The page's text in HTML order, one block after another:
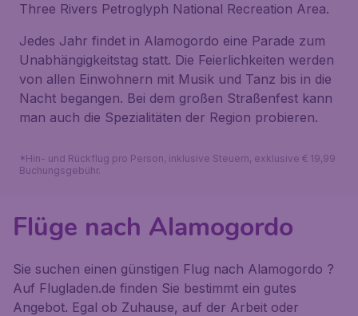
Three Rivers Petroglyph National Recreation Area.
Jedes Jahr findet in Alamogordo eine Parade zum
Unabhängigkeitstag statt. Die Feierlichkeiten werden
von allen Einwohnern mit Musik und Tanz bis in die
Nacht begangen. Bei dem großen Straßenfest kann
man auch die Spezialitäten der Region probieren.
*Hin- und Rückflug pro Person, inklusive Steuern, exklusive € 19,99
Buchungsgebühr.
Flüge nach Alamogordo
Sie suchen einen günstigen Flug nach Alamogordo ?
Auf Flugladen.de finden Sie bestimmt ein gutes
Angebot. Egal ob Zuhause, auf der Arbeit oder